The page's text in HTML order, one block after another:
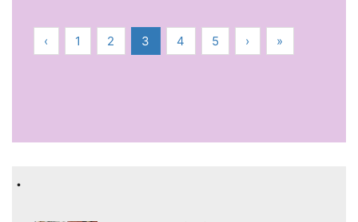
‹ 1 2 3 4 5 › »
.